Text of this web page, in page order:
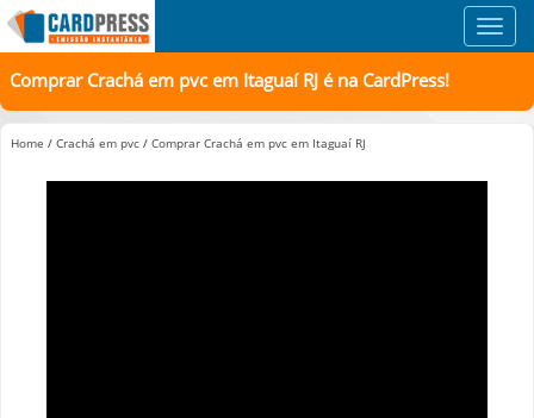
Comprar Crachá em pvc em Itaguaí RJ é na CardPress!
Home / Crachá em pvc / Comprar Crachá em pvc em Itaguaí RJ